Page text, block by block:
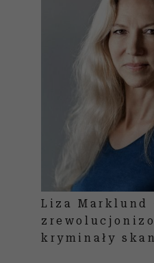
Liza Marklund
kryminały